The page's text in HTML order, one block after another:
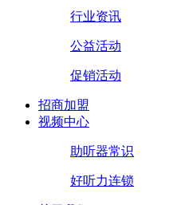
行业资讯
公益活动
促销活动
招商加盟
视频中心
助听器常识
好听力连锁